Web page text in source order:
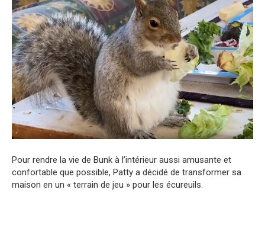
Pour rendre la vie de Bunk à l’intérieur aussi amusante et
confortable que possible, Patty a décidé de transformer sa
maison en un « terrain de jeu » pour les écureuils.